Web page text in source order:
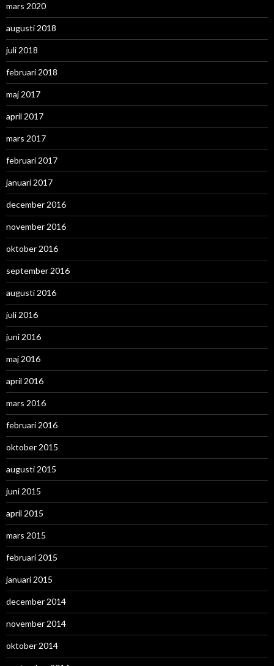
mars 2020
augusti 2018
juli 2018
februari 2018
maj 2017
april 2017
mars 2017
februari 2017
januari 2017
december 2016
november 2016
oktober 2016
september 2016
augusti 2016
juli 2016
juni 2016
maj 2016
april 2016
mars 2016
februari 2016
oktober 2015
augusti 2015
juni 2015
april 2015
mars 2015
februari 2015
januari 2015
december 2014
november 2014
oktober 2014